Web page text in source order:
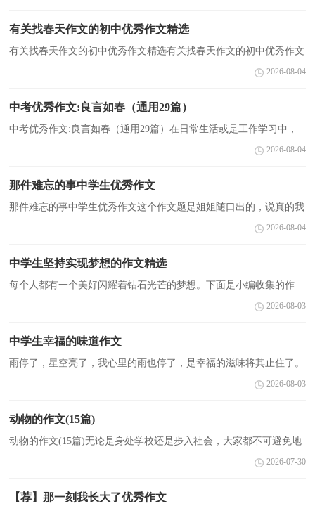
有关找春天作文的初中优秀作文精选
有关找春天作文的初中优秀作文精选有关找春天作文的初中优秀作文
精选1流光溢彩的烟花，清脆响亮的鞭炮，昭示着有一个春节的到
2026-08-04
中考优秀作文:良言如春（通用29篇）
中考优秀作文:良言如春（通用29篇）在日常生活或是工作学习中，
大家都有写作文的经历，对作文很是熟悉吧，作文要求篇章结构完
2026-08-04
那件难忘的事中学生优秀作文
那件难忘的事中学生优秀作文这个作文题是姐姐随口出的，说真的我
的记忆力比较好，要难忘的事算起来不少啊。而就起，令我想到这样
2026-08-04
中学生坚持实现梦想的作文精选
每个人都有一个美好闪耀着钻石光芒的梦想。下面是小编收集的作
文，供大家参考!实现梦想的作文(一)它们一直存在我们的心里面。有
2026-08-03
中学生幸福的味道作文
雨停了，星空亮了，我心里的雨也停了，是幸福的滋味将其止住了。
下面就是小编收集的幸福的味道作文，希望大家喜欢!【篇一】我坐
2026-08-03
动物的作文(15篇)
动物的作文(15篇)无论是身处学校还是步入社会，大家都不可避免地
会接触到作文吧，借助作文人们可以反映客观事物、表达思想感情、
2026-07-30
【荐】那一刻我长大了优秀作文